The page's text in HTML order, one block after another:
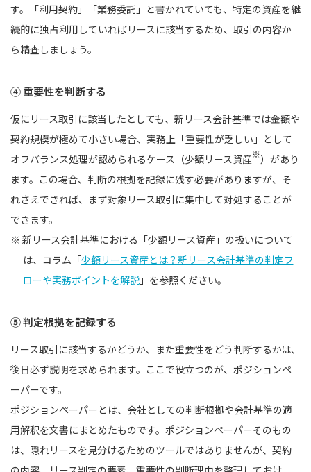
す。「利用契約」「業務委託」と書かれていても、特定の資産を継
続的に独占利用していればリースに該当するため、取引の内容か
ら精査しましょう。
④ 重要性を判断する
仮にリース取引に該当したとしても、新リース会計基準では金額や
契約規模が極めて小さい場合、実務上「重要性が乏しい」として
オフバランス処理が認められるケース（少額リース資産※）があり
ます。この場合、判断の根拠を記録に残す必要がありますが、そ
れさえできれば、まず対象リース取引に集中して対処することが
できます。
※ 新リース会計基準における「少額リース資産」の扱いについて
は、コラム「少額リース資産とは？新リース会計基準の判定フ
ローや実務ポイントを解説」を参照ください。
⑤ 判定根拠を記録する
リース取引に該当するかどうか、また重要性をどう判断するかは、
後日必ず説明を求められます。ここで役立つのが、ポジションペ
ーパーです。
ポジションペーパーとは、会社としての判断根拠や会計基準の適
用解釈を文書にまとめたものです。ポジションペーパーそのもの
は、隠れリースを見分けるためのツールではありませんが、契約